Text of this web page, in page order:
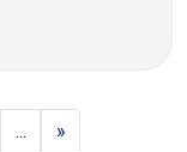
... »